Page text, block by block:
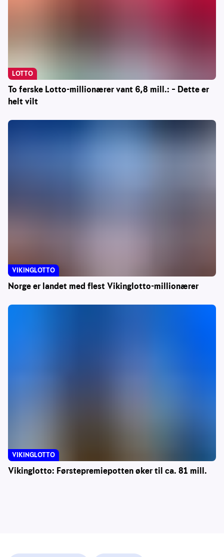
To ferske Lotto-millionærer vant 6,8 mill.: – Dette er
helt vilt
LOTTO
Norge er landet med flest Vikinglotto-millionærer
VIKINGLOTTO
Vikinglotto: Førstepremiepotten øker til ca. 81 mill.
VIKINGLOTTO